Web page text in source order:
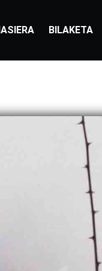
BILAKETA